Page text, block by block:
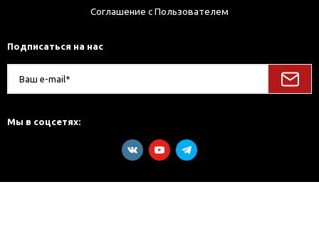
Соглашение с Пользователем
Подписаться на нас
Мы в соцсетях: